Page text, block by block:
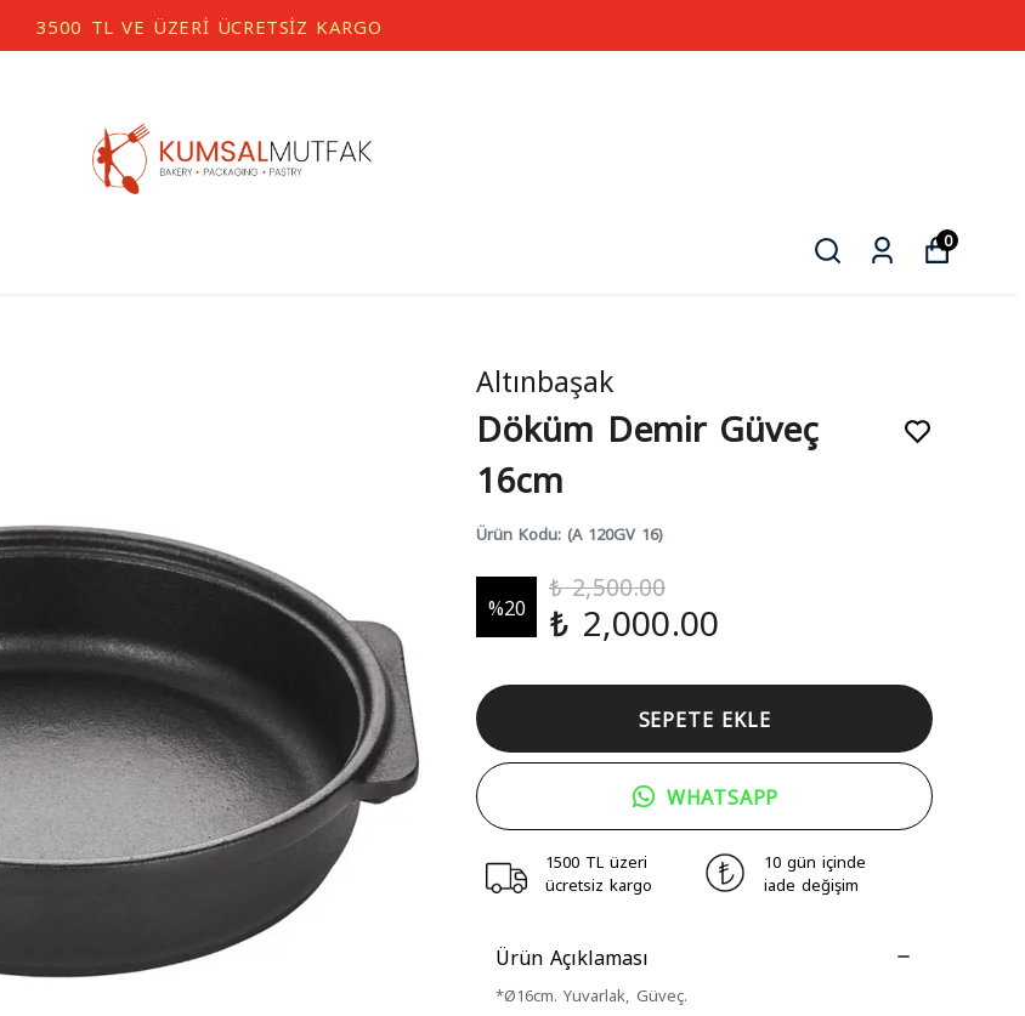
3500 TL VE ÜZERİ ÜCRETSİZ KARGO
0
Altınbaşak
Döküm Demir Güveç
16cm
Ürün Kodu: (A 120GV 16)
%20
₺ 2,500.00
₺ 2,000.00
SEPETE EKLE
WHATSAPP
1500 TL üzeri
ücretsiz kargo
10 gün içinde
iade değişim
Ürün Açıklaması
*Ø16cm. Yuvarlak, Güveç.